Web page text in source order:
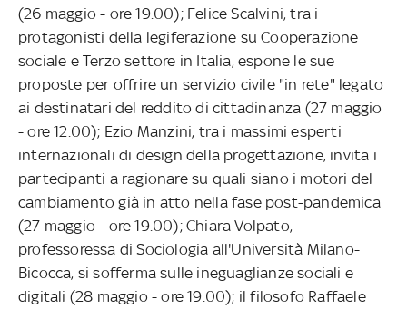
(26 maggio - ore 19.00); Felice Scalvini, tra i
protagonisti della legiferazione su Cooperazione
sociale e Terzo settore in Italia, espone le sue
proposte per offrire un servizio civile "in rete" legato
ai destinatari del reddito di cittadinanza (27 maggio
- ore 12.00); Ezio Manzini, tra i massimi esperti
internazionali di design della progettazione, invita i
partecipanti a ragionare su quali siano i motori del
cambiamento già in atto nella fase post-pandemica
(27 maggio - ore 19.00); Chiara Volpato,
professoressa di Sociologia all'Università Milano-
Bicocca, si sofferma sulle ineguaglianze sociali e
digitali (28 maggio - ore 19.00); il filosofo Raffaele